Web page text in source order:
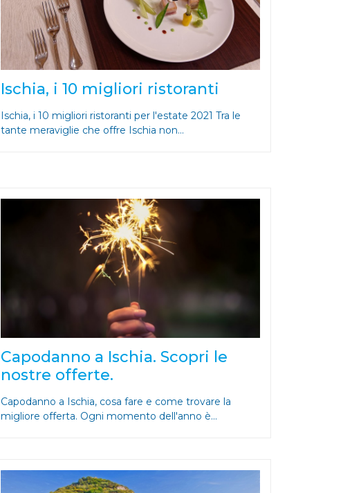
Ischia, i 10 migliori ristoranti
Ischia, i 10 migliori ristoranti per l'estate 2021 Tra le
tante meraviglie che offre Ischia non...
Capodanno a Ischia. Scopri le
nostre offerte.
Capodanno a Ischia, cosa fare e come trovare la
migliore offerta. Ogni momento dell'anno è...